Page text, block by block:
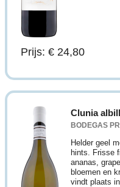
Prijs: € 24,80
Clunia
BODEGAS
Helder geel
hints. Frisse
ananas,
bloemen en
vindt plaats in